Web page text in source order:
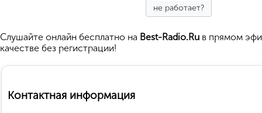
не работает?
Cлушайте онлайн бесплатно на Best-Radio.Ru в прямом
качестве без регистрации!
Контактная информация